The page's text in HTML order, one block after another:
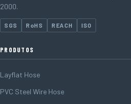
2000.
SGS RoHS REACH ISO
PRODUTOS
Layflat Hose
PVC Steel Wire Hose